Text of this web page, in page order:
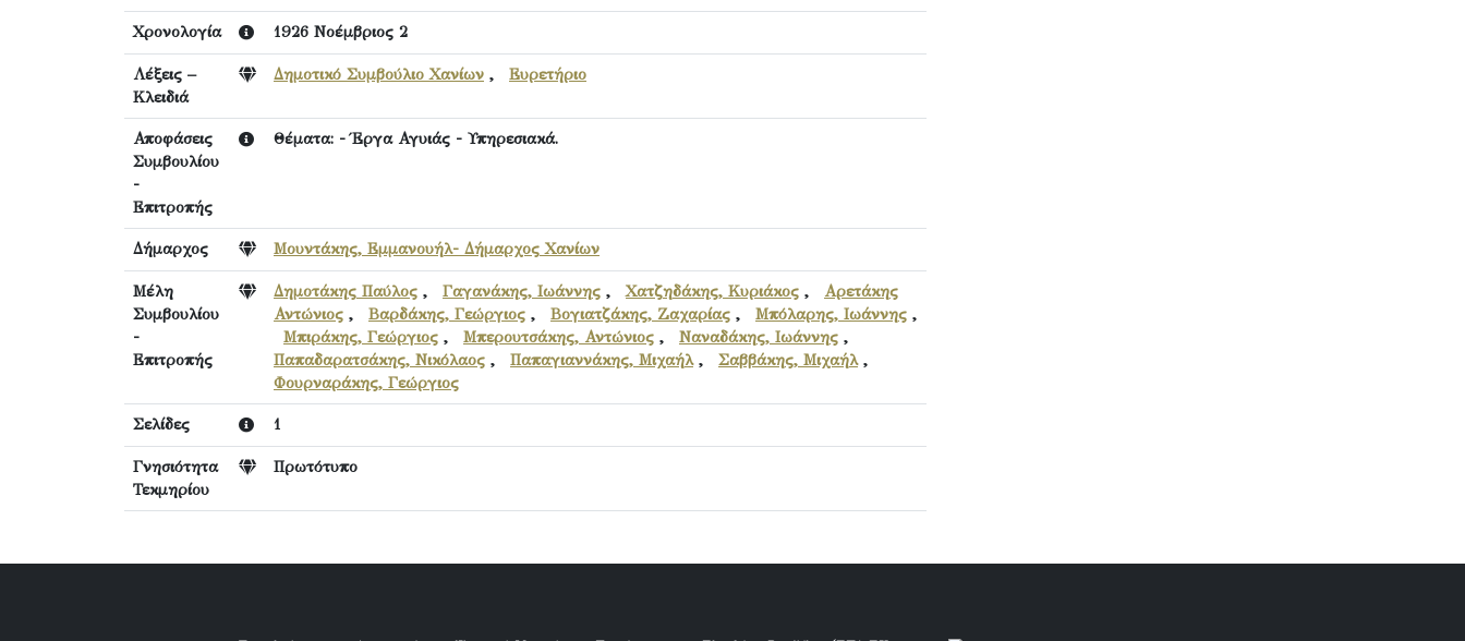
Χρονολογία 1926 Νοέμβριος 2
Λέξεις –
Κλειδιά
Δημοτικό Συμβούλιο Χανίων , Ευρετήριο
Αποφάσεις
Συμβουλίου
-
Επιτροπής
Θέματα: - Έργα Αγυιάς - Υπηρεσιακά.
Δήμαρχος Μουντάκης, Εμμανουήλ- Δήμαρχος Χανίων
Μέλη
Συμβουλίου
-
Επιτροπής
Δημοτάκης Παύλος , Γαγανάκης, Ιωάννης ,Χατζηδάκης, Κυριάκος , Αρετάκης
Αντώνιος , Βαρδάκης, Γεώργιος , Βογιατζάκης, Ζαχαρίας , Μπόλαρης, Ιωάννης ,
Μπιράκης, Γεώργιος , Μπερουτσάκης, Αντώνιος , Ναναδάκης, Ιωάννης ,
Παπαδαρατσάκης, Νικόλαος , Παπαγιαννάκης, Μιχαήλ, Σαββάκης, Μιχαήλ,
Φουρναράκης, Γεώργιος
Σελίδες 1
Γνησιότητα
Τεκμηρίου
Πρωτότυπο